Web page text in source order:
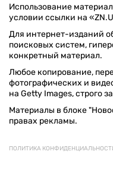
Использование
условии ссылки на
Для интернет-изданий
поисковых систем,
конкретный материал.
Любое копирование,
фотографических и
на Getty Images, строго
Материалы в блоке
правах рекламы.
ПОЛИТИКА
© 1994–2026 «ЗЕРКАЛО